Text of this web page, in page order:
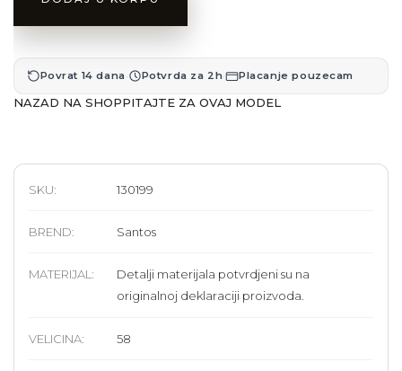
Povrat 14 dana· Potvrda za 2h· Placanje pouzecam
NAZAD NA SHOPPITAJTE ZA OVAJ MODEL
SKU: 130199
BREND: Santos
MATERIJAL:
Detalji materijala potvrdjeni su na
originalnoj deklaraciji proizvoda.
VELICINA: 58